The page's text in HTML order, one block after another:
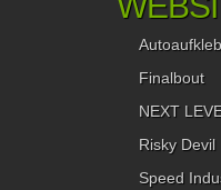
Finalbout
NEXT
Risky Devil
Speed